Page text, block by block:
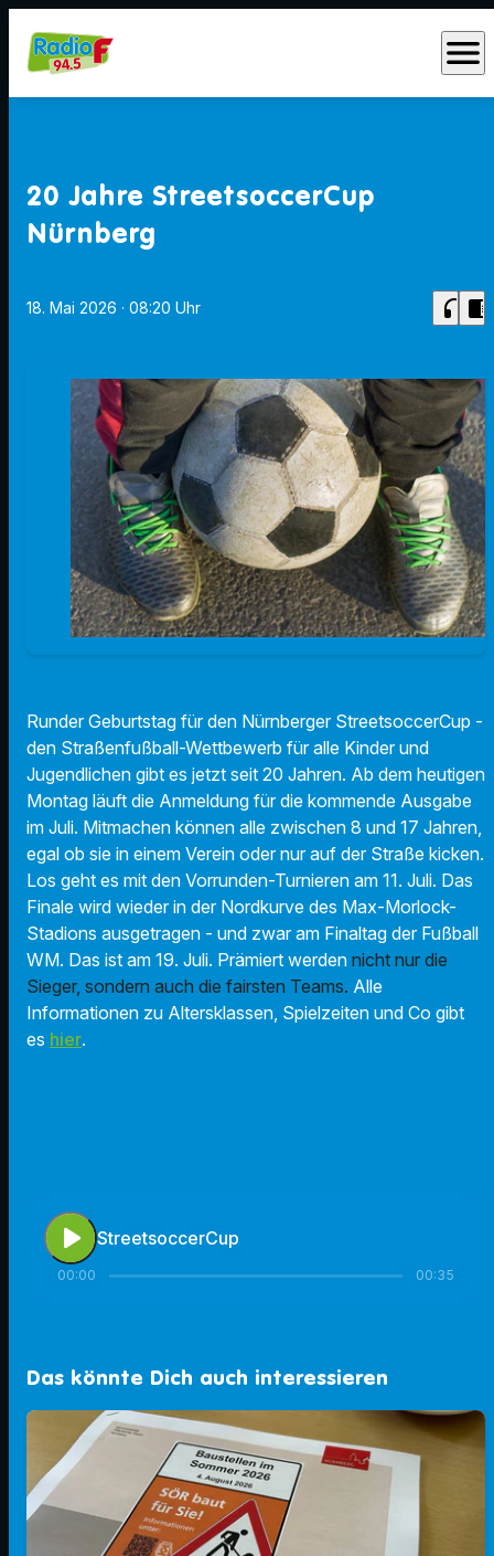
menu
20 Jahre StreetsoccerCup
Nürnberg
18. Mai 2026 · 08:20 Uhr headphones chrome_reader_mode
Runder Geburtstag für den Nürnberger StreetsoccerCup -
den Straßenfußball-Wettbewerb für alle Kinder und
Jugendlichen gibt es jetzt seit 20 Jahren. Ab dem heutigen
Montag läuft die Anmeldung für die kommende Ausgabe
im Juli. Mitmachen können alle zwischen 8 und 17 Jahren,
egal ob sie in einem Verein oder nur auf der Straße kicken.
Los geht es mit den Vorrunden-Turnieren am 11. Juli. Das
Finale wird wieder in der Nordkurve des Max-Morlock-
Stadions ausgetragen - und zwar am Finaltag der Fußball
WM. Das ist am 19. Juli. Prämiert werden nicht nur die
Sieger, sondern auch die fairsten Teams. Alle
Informationen zu Altersklassen, Spielzeiten und Co gibt
es hier.
play_arrow StreetsoccerCup
00:00 00:35
Das könnte Dich auch interessieren